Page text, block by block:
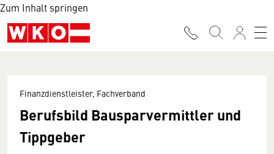
Zum Inhalt springen
Finanzdienstleister, Fachverband
Berufsbild Bausparvermittler und
Tippgeber